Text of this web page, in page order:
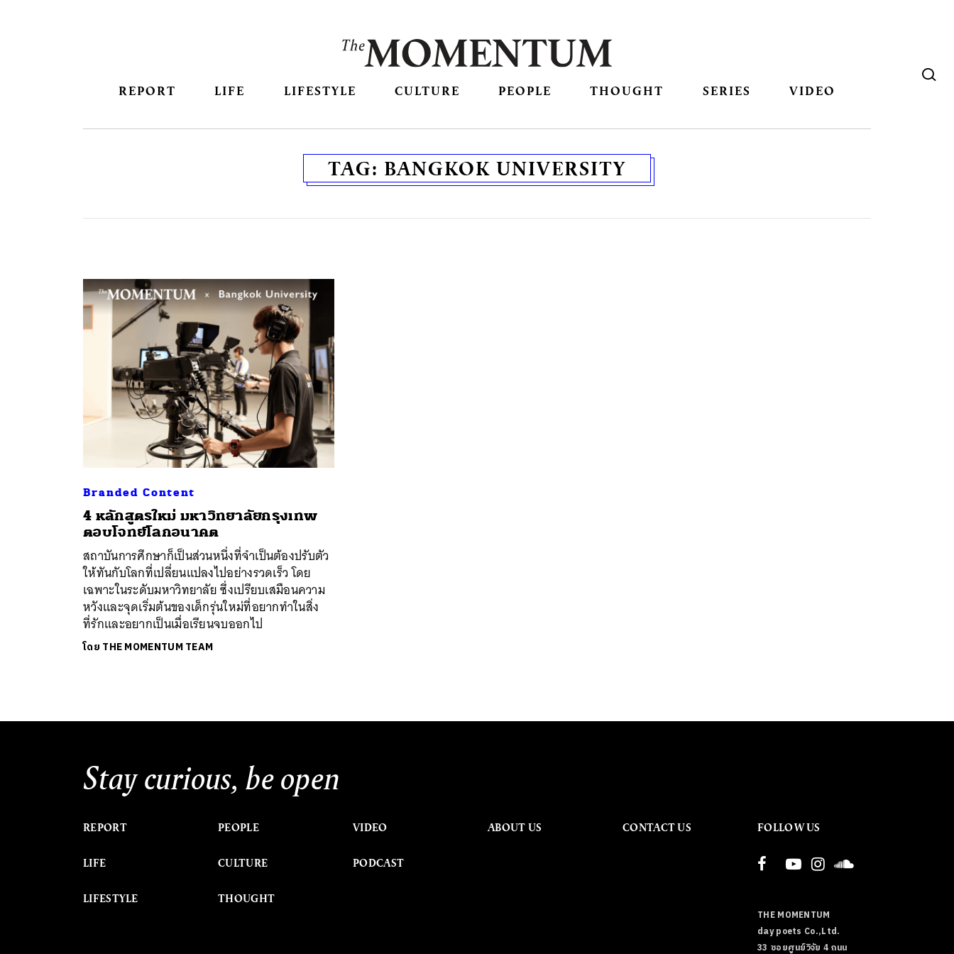
REPORT LIFE LIFESTYLE CULTURE PEOPLE THOUGHT SERIES VIDEO
TAG: BANGKOK UNIVERSITY
Branded Content
4 หลักสูตรใหม่ มหาวิทยาลัยกรุงเทพ
ตอบโจทย์โลกอนาคต
สถาบันการศึกษาก็เป็นส่วนหนึ่งที่จำเป็นต้องปรับตัว
ให้ทันกับโลกที่เปลี่ยนแปลงไปอย่างรวดเร็ว โดย
เฉพาะในระดับมหาวิทยาลัย ซึ่งเปรียบเสมือนความ
หวังและจุดเริ่มต้นของเด็กรุ่นใหม่ที่อยากทำในสิ่ง
ที่รักและอยากเป็นเมื่อเรียนจบออกไป
โดย THE MOMENTUM TEAM
Stay curious, be open
REPORT
LIFE
LIFESTYLE
PEOPLE
CULTURE
THOUGHT
VIDEO
PODCAST
ABOUT US CONTACT US FOLLOW US
THE MOMENTUM
day poets Co.,Ltd.
33 ซอยศูนย์วิจัย 4 ถนน